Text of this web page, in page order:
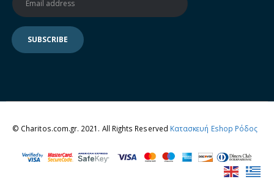
© Charitos.com.gr. 2021. All Rights Reserved Κατασκευή Eshop Ρόδος